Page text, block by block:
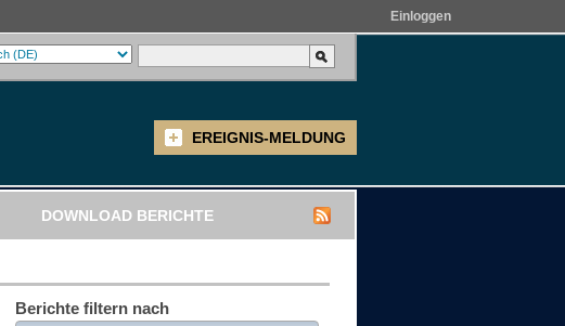
Einloggen
EREIGNIS-MELDUNG
DOWNLOAD BERICHTE
Berichte filtern nach